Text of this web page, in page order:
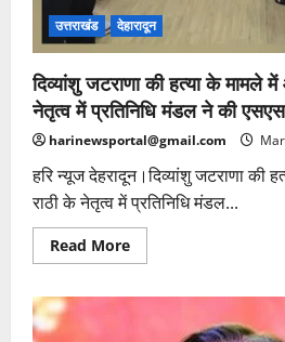
उत्तराखंड देहारादून
दिव्यांशु जटराणा की हत्या के मामले
नेतृत्व में प्रतिनिधि मंडल ने की
harinewsportal@gmail.com
हरि न्यूज देहरादून।दिव्यांशु जटराणा की
राठी के नेतृत्व में प्रतिनिधि मंडल...
Read MoreRead
more